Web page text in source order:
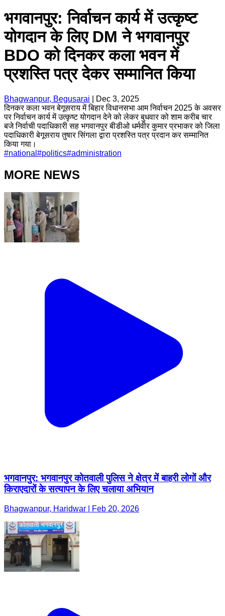
भगवानपुर: निर्वाचन कार्य में उत्कृष्ट
योगदान के लिए DM ने भगवानपुर
BDO को दिनकर कला भवन में
प्रशस्ति पत्र देकर सम्मानित किया
Bhagwanpur, Begusarai
Dec 3, 2025
दिनकर कला भवन बेगूसराय में बिहार विधानसभा आम निर्वाचन 2025 के अवसर
पर निर्वाचन कार्य में उत्कृष्ट योगदान देने को लेकर बुधवार को शाम करीब चार
बजे निर्वाची पदाधिकारी सह भगवानपुर बीडीओ धर्मवीर कुमार प्रभाकर को जिला
पदाधिकारी बेगूसराय तुषार सिंगला द्वारा प्रशस्ति पत्र प्रदान कर सम्मानित
किया गया।
#national #politics#administration
MORE NEWS
भगवानपुर: भगवानपुर कोतवाली पुलिस ने क्षेत्र में बाहरी लोगों और
किराएदारों के सत्यापन के लिए चलाया अभियान
Bhagwanpur, Haridwar | Feb 20, 2026